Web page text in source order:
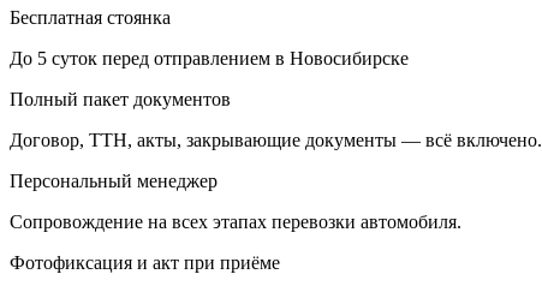
Бесплатная стоянка
До 5 суток перед отправлением в Новосибирске
Полный пакет документов
Договор, ТТН, акты, закрывающие документы — всё включено.
Персональный менеджер
Сопровождение на всех этапах перевозки автомобиля.
Фотофиксация и акт при приёме